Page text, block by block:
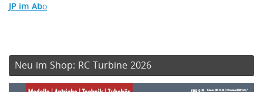
JP im Abo
Neu im Shop: RC Turbine 2026